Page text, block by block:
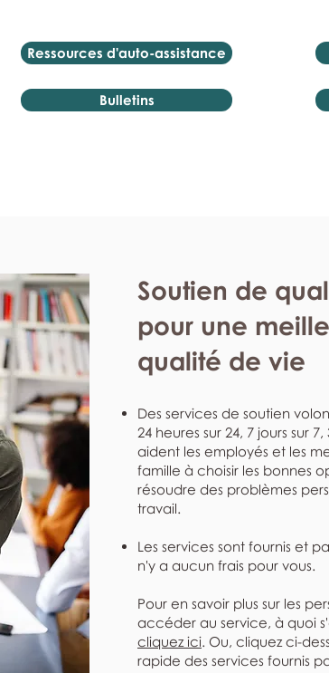
Ressources d'auto-assistance
Bulletins
Soutien de
pour une
qualité de vie
Des services de soutien
24 heures sur 24, 7 jours sur
aident les employés et les
famille à choisir les bonnes
résoudre des problèmes
travail.
Les services sont fournis et
n'y a aucun frais pour vous.
Pour en savoir plus sur les
accéder au service, à quoi
cliquez ici. Ou, cliquez ci-
rapide des services fournis par